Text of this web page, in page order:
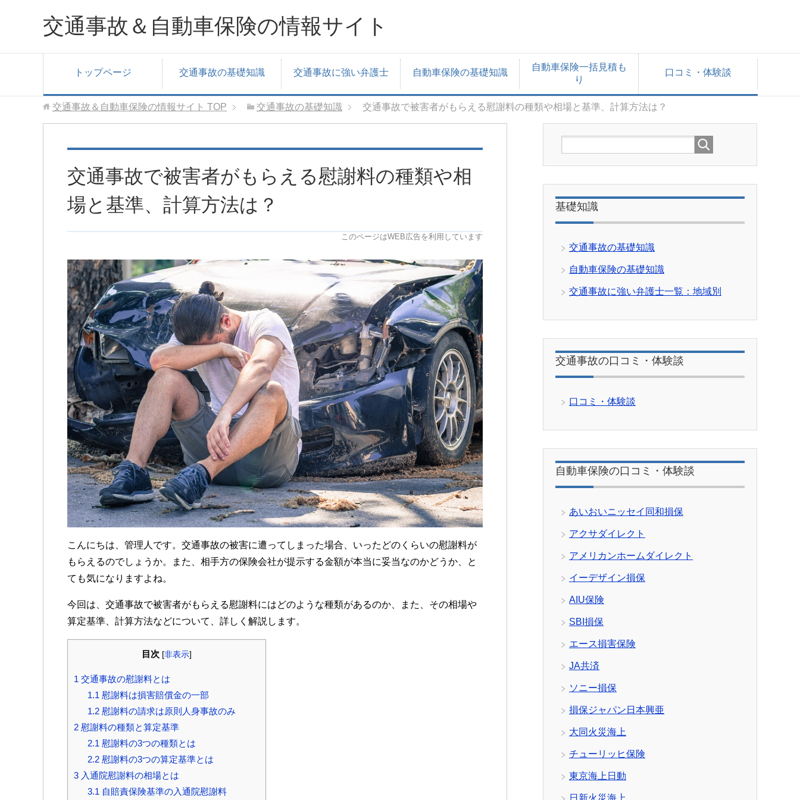
交通事故＆自動車保険の情報サイト
トップページ 交通事故の基礎知識 交通事故に強い弁護士 自動車保険の基礎知識
自動車保険一括見積も
り
口コミ・体験談
交通事故＆自動車保険の情報サイト TOP 交通事故の基礎知識 交通事故で被害者がもらえる慰謝料の種類や相場と基準、計算方法は？
交通事故で被害者がもらえる慰謝料の種類や相
場と基準、計算方法は？
このページはWEB広告を利用しています
こんにちは、管理人です。交通事故の被害に遭ってしまった場合、いったどのくらいの慰謝料が
もらえるのでしょうか。また、相手方の保険会社が提示する金額が本当に妥当なのかどうか、と
ても気になりますよね。
今回は、交通事故で被害者がもらえる慰謝料にはどのような種類があるのか、また、その相場や
算定基準、計算方法などについて、詳しく解説します。
目次 [非表示]
1 交通事故の慰謝料とは
1.1 慰謝料は損害賠償金の一部
1.2慰謝料の請求は原則人身事故のみ
2 慰謝料の種類と算定基準
2.1 慰謝料の3つの種類とは
2.2慰謝料の3つの算定基準とは
3 入通院慰謝料の相場とは
3.1 自賠責保険基準の入通院慰謝料
基礎知識
交通事故の基礎知識
自動車保険の基礎知識
交通事故に強い弁護士一覧：地域別
交通事故の口コミ・体験談
口コミ・体験談
自動車保険の口コミ・体験談
あいおいニッセイ同和損保
アクサダイレクト
アメリカンホームダイレクト
イーデザイン損保
AIU保険
SBI損保
エース損害保険
JA共済
ソニー損保
損保ジャパン日本興亜
大同火災海上
チューリッヒ保険
東京海上日動
日新火災海上